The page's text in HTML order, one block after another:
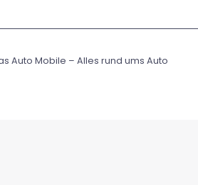
Auto Mobile – Alles rund ums Auto